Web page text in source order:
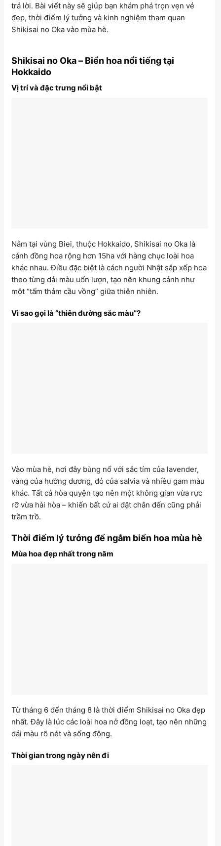
trả lời. Bài viết này sẽ giúp bạn khám phá trọn vẹn vẻ
đẹp, thời điểm lý tưởng và kinh nghiệm tham quan
Shikisai no Oka vào mùa hè.
Shikisai no Oka – Biển hoa nổi tiếng tại
Hokkaido
Vị trí và đặc trưng nổi bật
Nằm tại vùng Biei, thuộc Hokkaido, Shikisai no Oka là
cánh đồng hoa rộng hơn 15ha với hàng chục loài hoa
khác nhau. Điều đặc biệt là cách người Nhật sắp xếp hoa
theo từng dải màu uốn lượn, tạo nên khung cảnh như
một “tấm thảm cầu vồng” giữa thiên nhiên.
Vì sao gọi là “thiên đường sắc màu”?
Vào mùa hè, nơi đây bùng nổ với sắc tím của lavender,
vàng của hướng dương, đỏ của salvia và nhiều gam màu
khác. Tất cả hòa quyện tạo nên một không gian vừa rực
rỡ vừa hài hòa – khiến bất cứ ai đặt chân đến cũng phải
trầm trồ.
Thời điểm lý tưởng để ngắm biển hoa mùa hè
Mùa hoa đẹp nhất trong năm
Từ tháng 6 đến tháng 8 là thời điểm Shikisai no Oka đẹp
nhất. Đây là lúc các loài hoa nở đồng loạt, tạo nên những
dải màu rõ nét và sống động.
Thời gian trong ngày nên đi